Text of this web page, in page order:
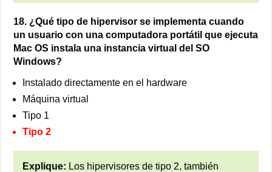
18. ¿Qué tipo de hipervisor se implementa cuando
un usuario con una computadora portátil que ejecuta
Mac OS instala una instancia virtual del SO
Windows?
Instalado directamente en el hardware
Máquina virtual
Tipo 1
Tipo 2
Explique: Los hipervisores de tipo 2, también